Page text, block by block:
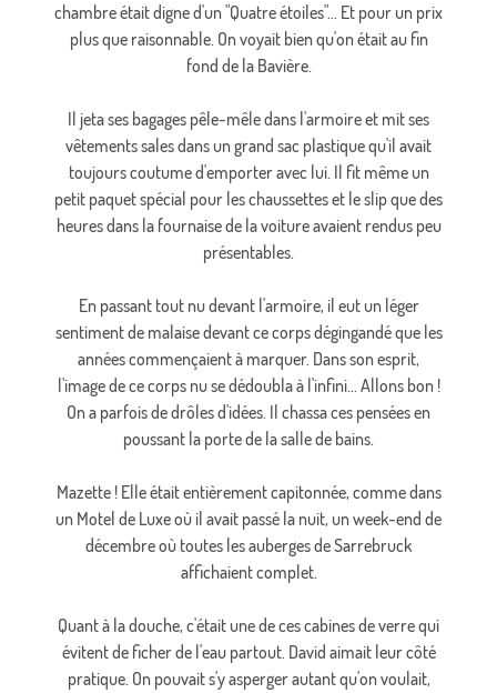
chambre était digne d'un "Quatre étoiles"... Et pour un prix
plus que raisonnable. On voyait bien qu'on était au fin
fond de la Bavière.
Il jeta ses bagages pêle-mêle dans l'armoire et mit ses
vêtements sales dans un grand sac plastique qu'il avait
toujours coutume d'emporter avec lui. Il fit même un
petit paquet spécial pour les chaussettes et le slip que des
heures dans la fournaise de la voiture avaient rendus peu
présentables.
En passant tout nu devant l'armoire, il eut un léger
sentiment de malaise devant ce corps dégingandé que les
années commençaient à marquer. Dans son esprit,
l'image de ce corps nu se dédoubla à l'infini... Allons bon !
On a parfois de drôles d'idées. Il chassa ces pensées en
poussant la porte de la salle de bains.
Mazette ! Elle était entièrement capitonnée, comme dans
un Motel de Luxe où il avait passé la nuit, un week-end de
décembre où toutes les auberges de Sarrebruck
affichaient complet.
Quant à la douche, c'était une de ces cabines de verre qui
évitent de ficher de l'eau partout. David aimait leur côté
pratique. On pouvait s'y asperger autant qu'on voulait,